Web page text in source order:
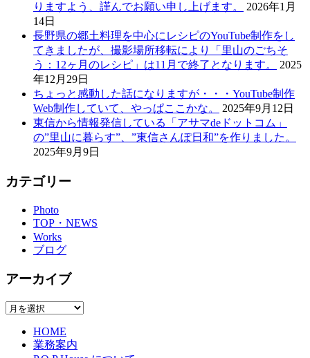
りますよう、謹んでお願い申し上げます。
2026年1月
14日
長野県の郷土料理を中心にレシピのYouTube制作をし
てきましたが、撮影場所移転により「里山のごちそ
う：12ヶ月のレシピ」は11月で終了となります。
2025
年12月29日
ちょっと感動した話になりますが・・・YouTube制作
Web制作していて、やっぱここかな。
2025年9月12日
東信から情報発信している「アサマdeドットコム」
の”里山に暮らす”、”東信さんぽ日和”を作りました。
2025年9月9日
カテゴリー
Photo
TOP・NEWS
Works
ブログ
アーカイブ
ア
HOME
業務案内